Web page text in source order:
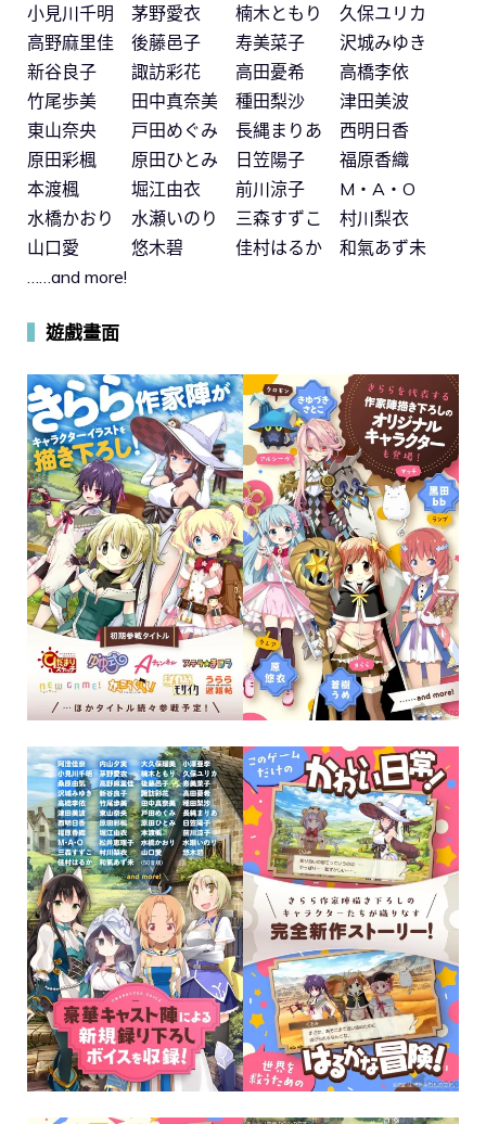
小見川千明 茅野愛衣 楠木ともり 久保ユリカ
高野麻里佳 後藤邑子 寿美菜子 沢城みゆき
新谷良子 諏訪彩花 高田憂希 高橋李依
竹尾歩美 田中真奈美 種田梨沙 津田美波
東山奈央 戸田めぐみ 長縄まりあ 西明日香
原田彩楓 原田ひとみ 日笠陽子 福原香織
本渡楓 堀江由衣 前川涼子 M・A・O
水橋かおり 水瀬いのり 三森すずこ 村川梨衣
山口愛 悠木碧 佳村はるか 和氣あず未
……and more!
遊戲畫面